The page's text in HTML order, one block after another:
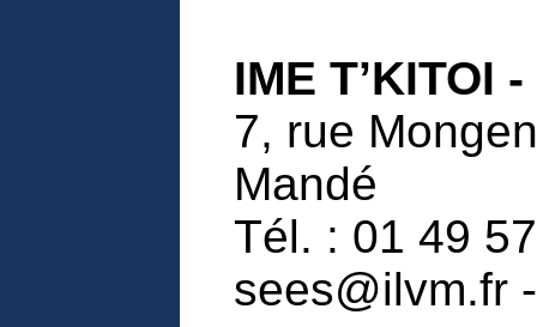
IME T’KITOI
7, rue
Mandé
Tél. : 01 49
sees@ilvm.fr